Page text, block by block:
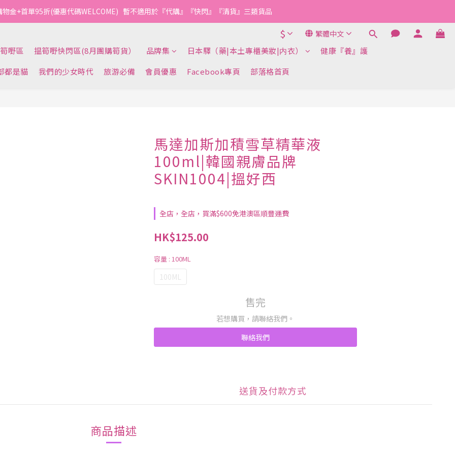
金+首單95折(優惠代碼WELCOME)   暫不適用於『代購』『快閃』『清貨』三類貨品
$ 繁體中文
嘢區 揾筍嘢快閃區(8月團購筍貨） 品牌集 日本驛（藥|本土專櫃美妝|内衣）
健康『養』護
都是貓
我們的少女時代 旅游必備 會員優惠 Facebook專頁 部落格首頁
馬達加斯加積雪草精華液
100ml|韓國親膚品牌
SKIN1004|搵好西
全店，全店，買滿$600免港澳區順豐運費
HK$125.00
容量 : 100ML
100ML
售完
若想購買，請聯絡我們。
聯絡我們
送貨及付款方式
商品描述